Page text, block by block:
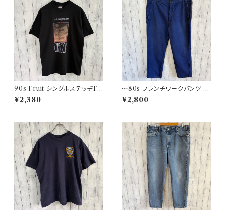
90s Fruit シングルステッチTシ
ャツ プリントT
¥2,380
〜80s フレンチワークパンツ ユ
ーロワーク コットンパンツ
¥2,800